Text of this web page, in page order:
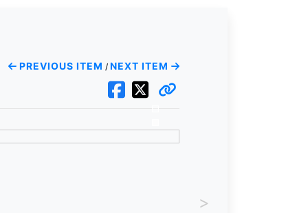
PREVIOUS ITEM / NEXT ITEM
>